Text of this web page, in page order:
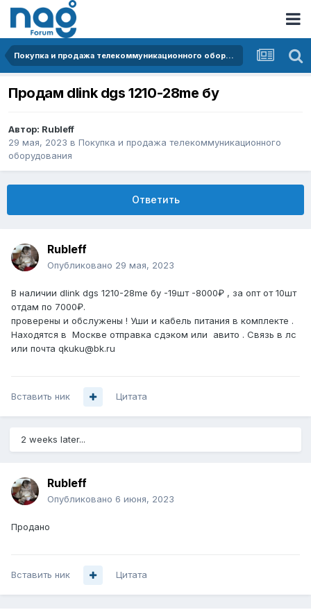
Покупка и продажа телекоммуникационного оборудования
Продам dlink dgs 1210-28me бу
Автор: Rubleff
29 мая, 2023 в Покупка и продажа телекоммуникационного
оборудования
Ответить
Rubleff
Опубликовано 29 мая, 2023
В наличии dlink dgs 1210-28me бу -19шт -8000₽ , за опт от 10шт
отдам по 7000₽.
проверены и обслужены ! Уши и кабель питания в комплекте .
Находятся в Москве отправка сдэком или авито . Связь в лс
или почта qkuku@bk.ru
Вставить ник Цитата
2 weeks later...
Rubleff
Опубликовано 6 июня, 2023
Продано
Вставить ник Цитата